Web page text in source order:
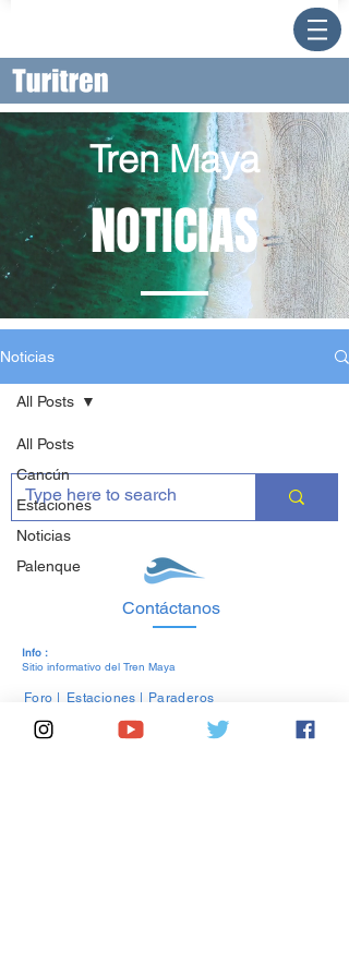
Tren Maya
NOTICIAS
Noticias
All Posts
Cancún
Estaciones
Noticias
Palenque
All Posts
Contáctanos
Info :
Sitio informativo del Tren Maya
Foro Estaciones Paraderos
Regístrate para recibir